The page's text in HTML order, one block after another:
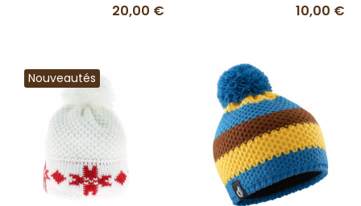
20,00 € 10,00 €
Nouveautés